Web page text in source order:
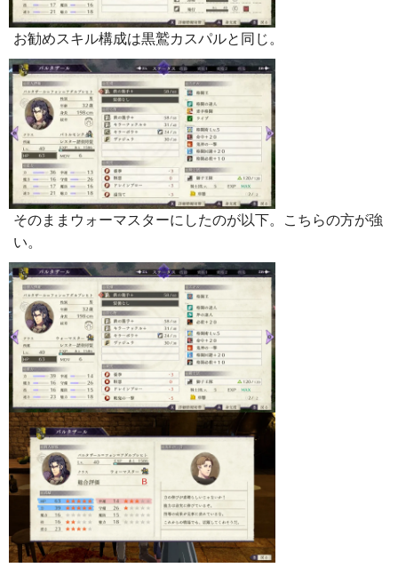
お勧めスキル構成は黒鷲カスパルと同じ。
そのままウォーマスターにしたのが以下。こちらの方が強
い。